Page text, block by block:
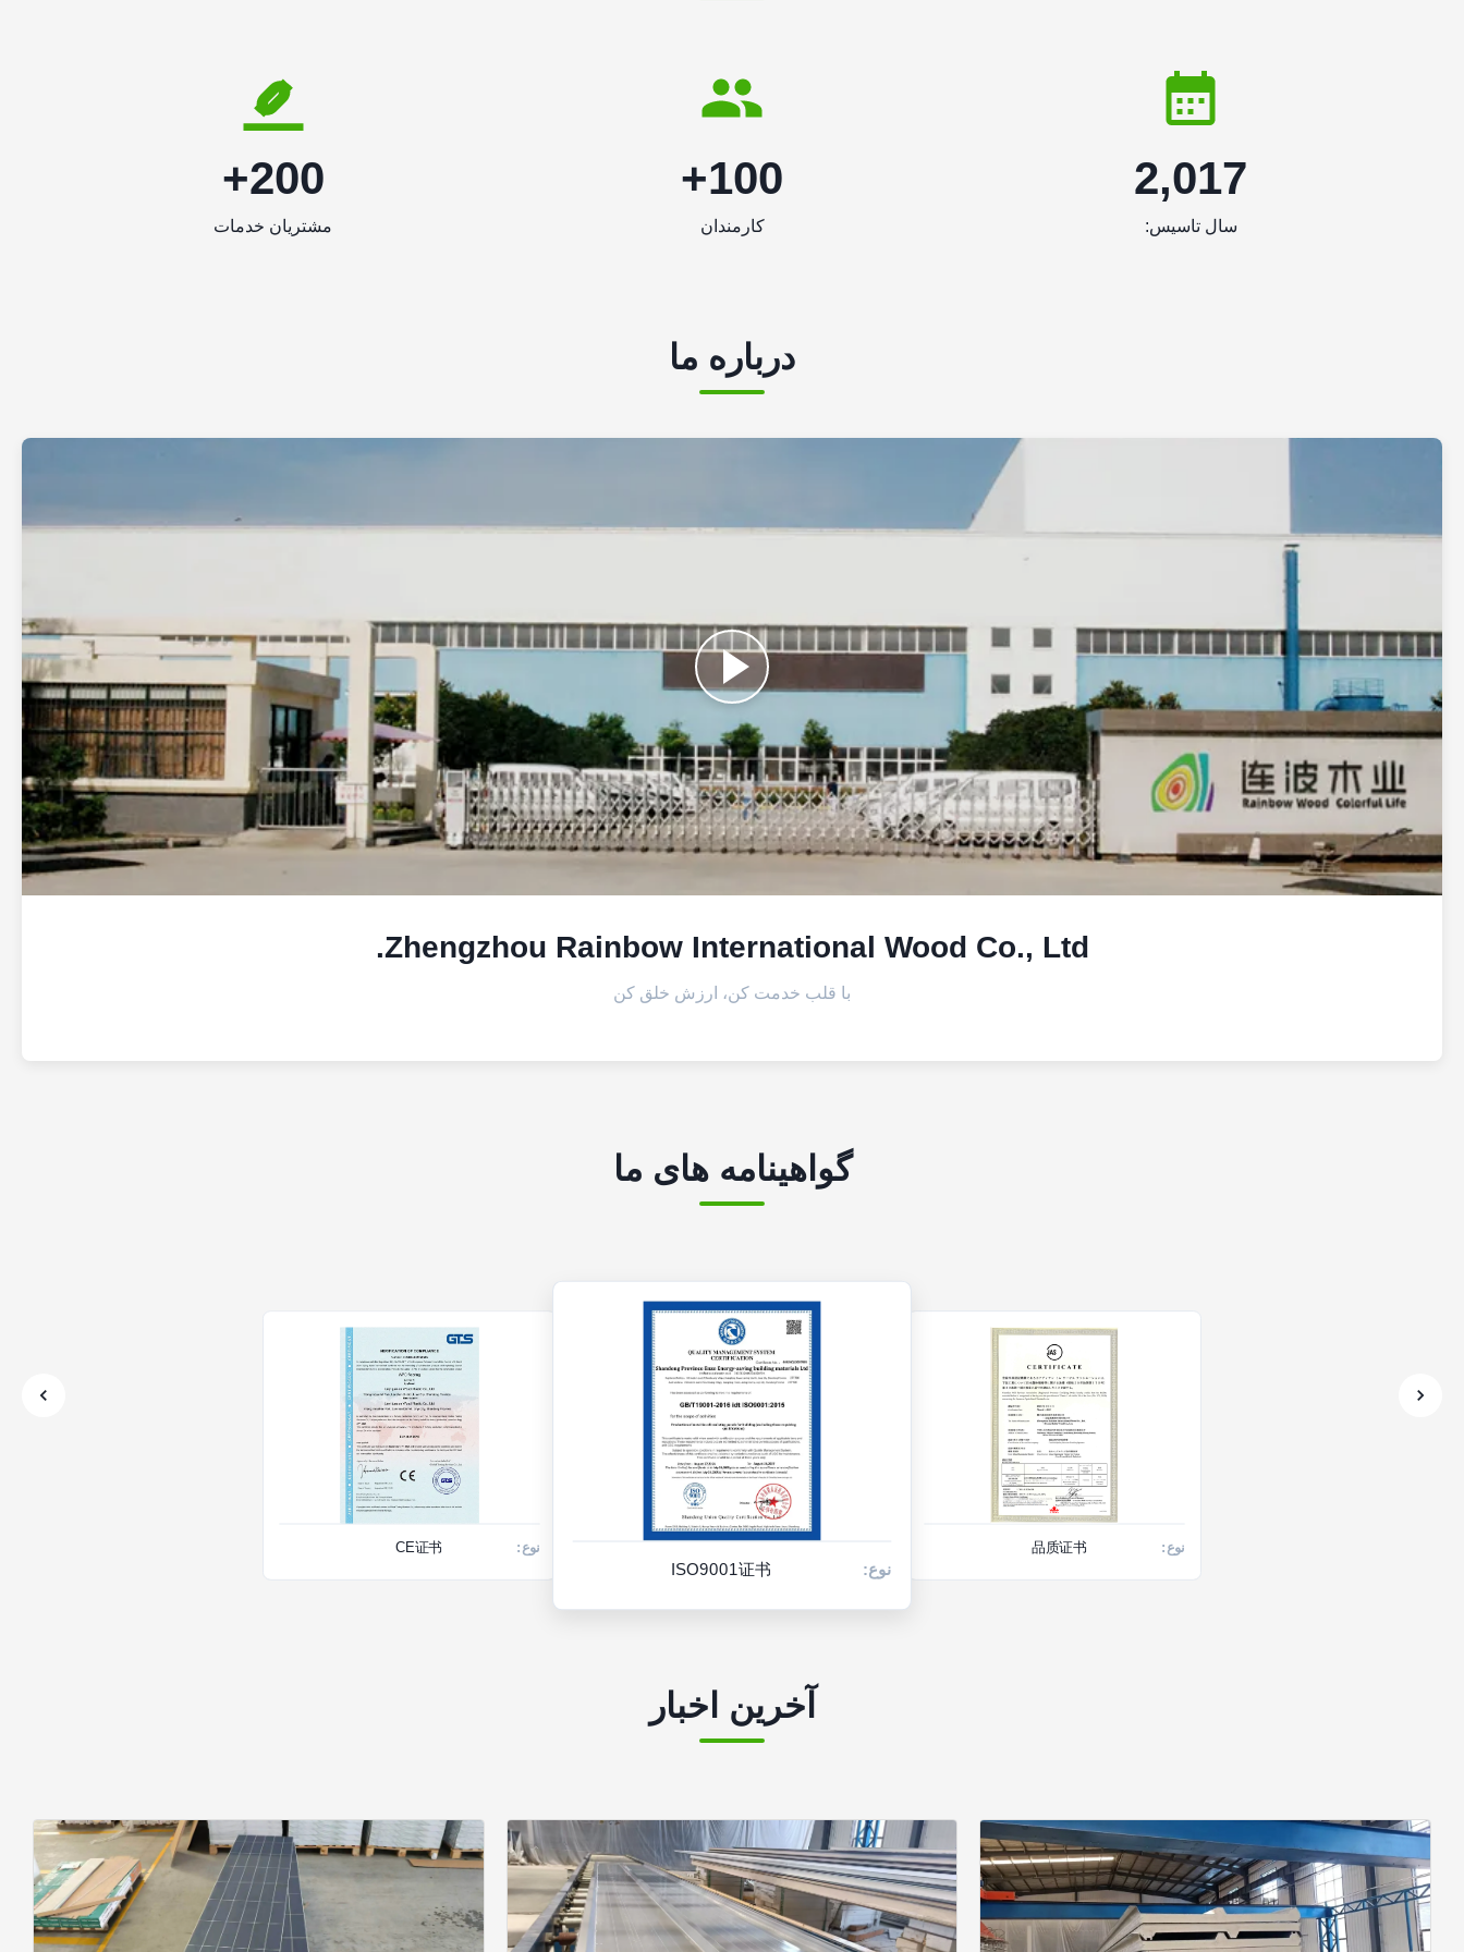
2,017
سال تاسیس:
100+
کارمندان
200+
مشتریان خدمات
درباره ما
Zhengzhou Rainbow International Wood Co., Ltd.
با قلب خدمت کن، ارزش خلق کن
گواهینامه های ما
CE证书
نوع: CE证书
ISO9001证书
品质证书
آخرین اخبار